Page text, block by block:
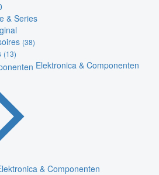
& Series
(38)
(13)
Elektronica & Componenten
& Componenten